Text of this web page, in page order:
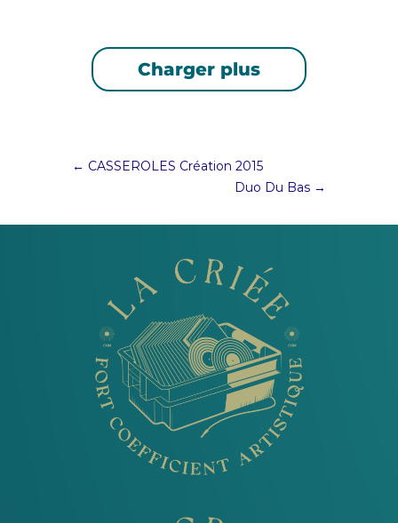
Charger plus
← CASSEROLES Création 2015
Duo Du Bas →